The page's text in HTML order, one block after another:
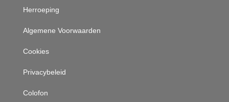
Herroeping
Algemene Voorwaarden
Cookies
Privacybeleid
Colofon